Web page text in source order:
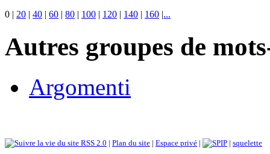
0 | 20 | 40 | 60 | 80 | 100 | 120 | 140 | 160 |...
Autres groupes de
Argomenti
RSS 2.0 | Plan du site | Espace privé | | squelette